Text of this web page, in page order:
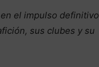
el impulso definitivo
sus clubes y su